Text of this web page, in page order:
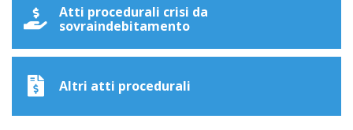
Atti procedurali crisi da
sovraindebitamento
Altri atti procedurali